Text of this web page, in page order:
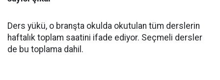
Ders yükü, o branşta okulda okutulan tüm derslerin
haftalık toplam saatini ifade ediyor. Seçmeli dersler
de bu toplama dahil.